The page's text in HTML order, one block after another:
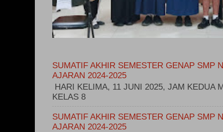
SUMATIF AKHIR SEMESTER GENAP SMP
AJARAN 2024-2025
HARI KELIMA, 11 JUNI 2025, JAM KEDUA
KELAS 8
SUMATIF AKHIR SEMESTER GENAP SMP
AJARAN 2024-2025